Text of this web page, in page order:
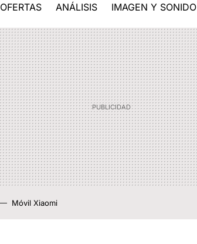
OFERTAS ANÁLISIS IMAGEN Y SONIDO
Móvil Xiaomi